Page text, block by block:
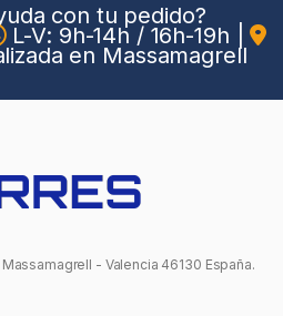
con tu pedido?
L-V: 9h-14h / 16h-19h
en Massamagrell
- Valencia 46130 España.